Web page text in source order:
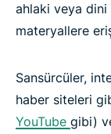
ahlaki veya
materyallere
Sansürcüler,
haber siteleri
YouTube gibi)